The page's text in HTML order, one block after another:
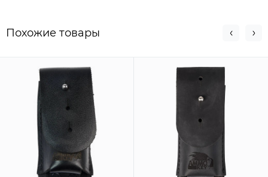
Похожие товары